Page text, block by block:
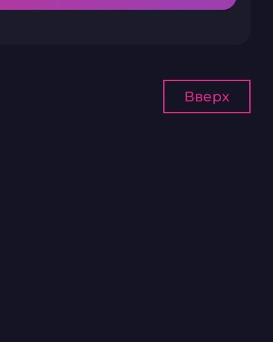
Вверх